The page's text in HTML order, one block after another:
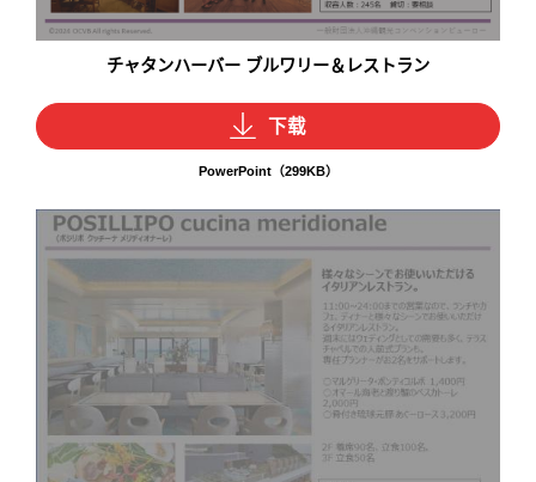
チャタンハーバー ブルワリー＆レストラン
下载
PowerPoint（299KB）